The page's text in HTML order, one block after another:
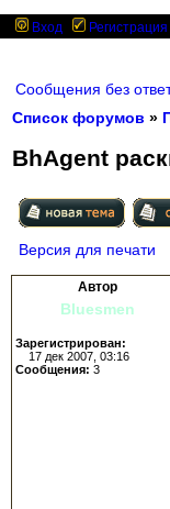
Вход Регистрация
Сообщения без
Список форумов »
BhAgent
Версия для печати
Автор
Bluesmen
Зарегистрирован:
17 дек 2007, 03:16
Сообщения: 3